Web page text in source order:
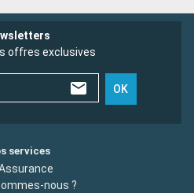
offres exclusives
OK
services
nous ?